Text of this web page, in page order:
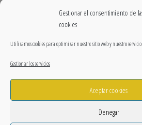
Gestionar el consentimiento de
cookies
Utilizamos cookies para optimizar nuestro sitio web y nuestro servicio.
Gestionar los servicios
Aceptar cookies
Denegar
Instagram
Facebook
Blog